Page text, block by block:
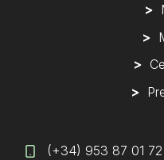
>
>
>
>
(+34) 953 87 01 72